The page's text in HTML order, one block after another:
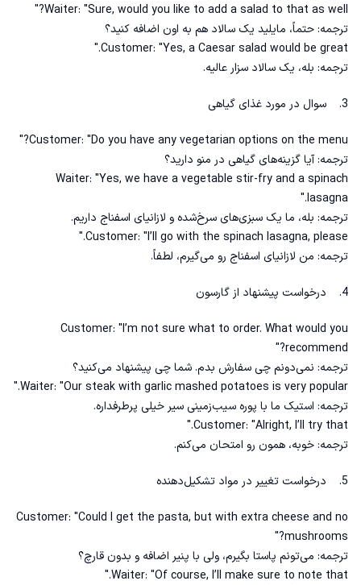
Waiter: "Sure, would you like to add a salad to that as well?"
ترجمه: حتماً، مایلید یک سالاد هم به اون اضافه کنید؟
Customer: "Yes, a Caesar salad would be great."
ترجمه: بله، یک سالاد سزار عالیه.
3. سوال در مورد غذای گیاهی
Customer: "Do you have any vegetarian options on the menu?"
ترجمه: آیا گزینه‌های گیاهی در منو دارید؟
Waiter: "Yes, we have a vegetable stir-fry and a spinach
lasagna."
ترجمه: بله، ما یک سبزی‌های سرخ‌شده و لازانیای اسفناج داریم.
Customer: "I’ll go with the spinach lasagna, please."
ترجمه: من لازانیای اسفناج رو می‌گیرم، لطفاً.
4. درخواست پیشنهاد از گارسون
Customer: "I’m not sure what to order. What would you
recommend?"
ترجمه: نمی‌دونم چی سفارش بدم. شما چی پیشنهاد می‌کنید؟
Waiter: "Our steak with garlic mashed potatoes is very popular."
ترجمه: استیک ما با پوره سیب‌زمینی سیر خیلی پرطرفداره.
Customer: "Alright, I’ll try that."
ترجمه: خوبه، همون رو امتحان می‌کنم.
5. درخواست تغییر در مواد تشکیل‌دهنده
Customer: "Could I get the pasta, but with extra cheese and no
mushrooms?"
ترجمه: می‌تونم پاستا بگیرم، ولی با پنیر اضافه و بدون قارچ؟
Waiter: "Of course, I’ll make sure to note that."